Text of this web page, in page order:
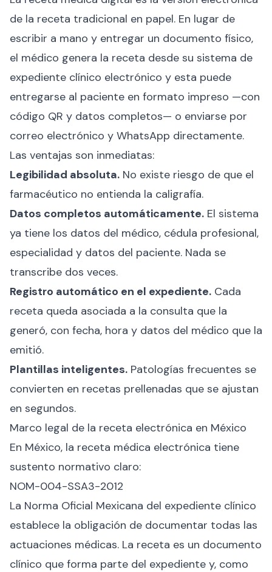
de la receta tradicional en papel. En lugar de
escribir a mano y entregar un documento físico,
el médico genera la receta desde su sistema de
expediente clínico electrónico y esta puede
entregarse al paciente en formato impreso —con
código QR y datos completos— o enviarse por
correo electrónico y WhatsApp directamente.
Las ventajas son inmediatas:
Legibilidad absoluta. No existe riesgo de que el
farmacéutico no entienda la caligrafía.
Datos completos automáticamente. El sistema
ya tiene los datos del médico, cédula profesional,
especialidad y datos del paciente. Nada se
transcribe dos veces.
Registro automático en el expediente. Cada
receta queda asociada a la consulta que la
generó, con fecha, hora y datos del médico que la
emitió.
Plantillas inteligentes. Patologías frecuentes se
convierten en recetas prellenadas que se ajustan
en segundos.
Marco legal de la receta electrónica en México
En México, la receta médica electrónica tiene
sustento normativo claro:
NOM-004-SSA3-2012
La Norma Oficial Mexicana del expediente clínico
establece la obligación de documentar todas las
actuaciones médicas. La receta es un documento
clínico que forma parte del expediente y, como